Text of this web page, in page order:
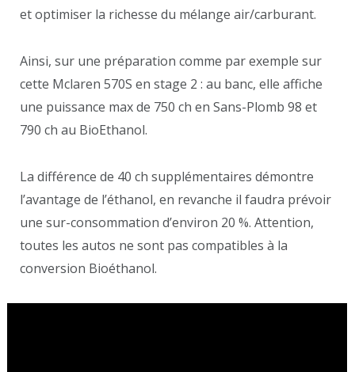
et optimiser la richesse du mélange air/carburant.
Ainsi, sur une préparation comme par exemple sur
cette Mclaren 570S en stage 2 : au banc, elle affiche
une puissance max de 750 ch en Sans-Plomb 98 et
790 ch au BioEthanol.
La différence de 40 ch supplémentaires démontre
l’avantage de l’éthanol, en revanche il faudra prévoir
une sur-consommation d’environ 20 %. Attention,
toutes les autos ne sont pas compatibles à la
conversion Bioéthanol.